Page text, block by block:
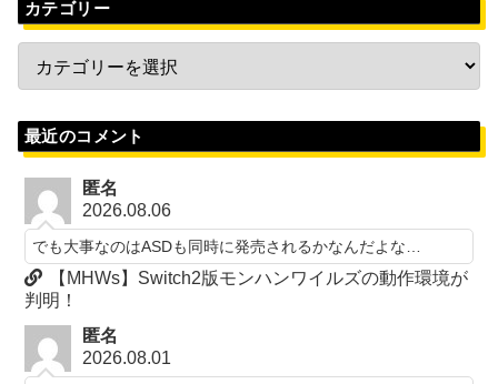
カテゴリー
最近のコメント
匿名
2026.08.06
でも大事なのはASDも同時に発売されるかなんだよな…
【MHWs】Switch2版モンハンワイルズの動作環境が
判明！
匿名
2026.08.01